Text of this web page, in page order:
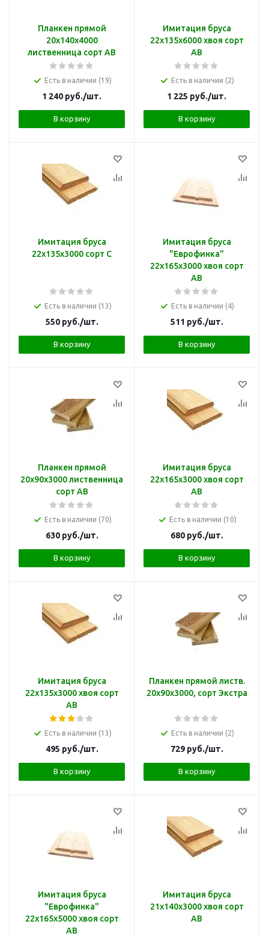
Планкен прямой
20х140х4000
лиственница сорт АВ
Есть в наличии (19)
1 240 руб./шт.
В корзину
Имитация бруса
22х135х6000 хвоя сорт
АВ
Есть в наличии (2)
1 225 руб./шт.
В корзину
Имитация бруса
22х135х3000 сорт С
Есть в наличии (13)
550руб./шт.
В корзину
Имитация бруса
"Еврофинка"
22х165х3000 хвоя сорт
АВ
Есть в наличии (4)
511 руб./шт.
В корзину
Планкен прямой
20х90х3000 лиственница
сорт АВ
Есть в наличии (70)
630руб./шт.
В корзину
Имитация бруса
22х165х3000 хвоя сорт
АВ
Есть в наличии (10)
680руб./шт.
В корзину
Имитация бруса
22х135х3000 хвоя сорт
АВ
Есть в наличии (13)
495 руб./шт.
В корзину
Планкен прямой листв.
20х90х3000, сорт Экстра
Есть в наличии (2)
729руб./шт.
В корзину
Имитация бруса
"Еврофинка"
22х165х5000 хвоя сорт
АВ
Имитация бруса
21х140х3000 хвоя сорт
АВ